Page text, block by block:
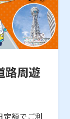
路周遊
定額でご利